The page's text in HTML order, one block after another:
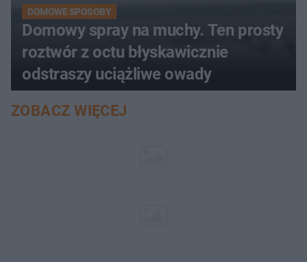
DOMOWE SPOSOBY
Domowy spray na muchy. Ten prosty
roztwór z octu błyskawicznie
odstraszy uciążliwe owady
ZOBACZ WIĘCEJ